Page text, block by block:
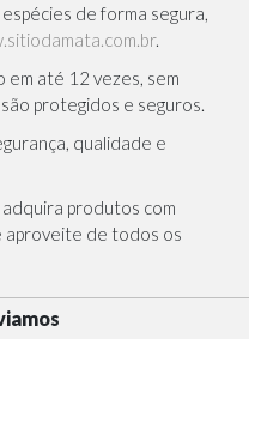
de forma segura,
.
até 12 vezes, sem
protegidos e seguros.
qualidade e
produtos com
aproveite de todos os